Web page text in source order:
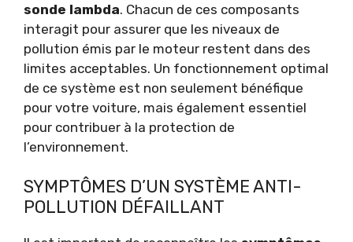
sonde lambda. Chacun de ces composants
interagit pour assurer que les niveaux de
pollution émis par le moteur restent dans des
limites acceptables. Un fonctionnement optimal
de ce système est non seulement bénéfique
pour votre voiture, mais également essentiel
pour contribuer à la protection de
l’environnement.
SYMPTÔMES D’UN SYSTÈME ANTI-
POLLUTION DÉFAILLANT